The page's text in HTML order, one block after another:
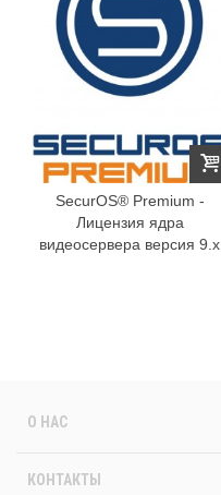
SecurOS® Premium -
Лицензия ядра
видеосервера версия 9.x
О НАС
КОНТАКТЫ